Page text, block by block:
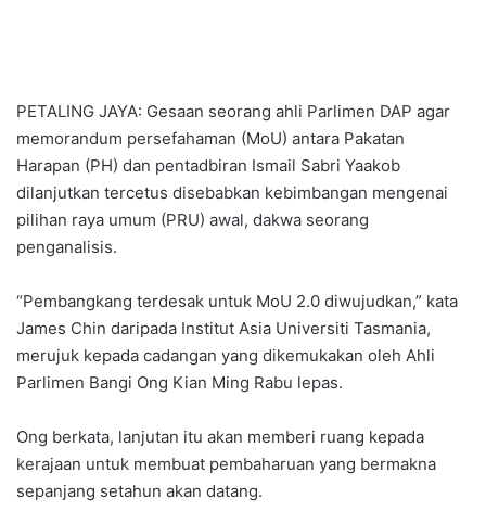
PETALING JAYA: Gesaan seorang ahli Parlimen DAP agar
memorandum persefahaman (MoU) antara Pakatan
Harapan (PH) dan pentadbiran Ismail Sabri Yaakob
dilanjutkan tercetus disebabkan kebimbangan mengenai
pilihan raya umum (PRU) awal, dakwa seorang
penganalisis.
“Pembangkang terdesak untuk MoU 2.0 diwujudkan,” kata
James Chin daripada Institut Asia Universiti Tasmania,
merujuk kepada cadangan yang dikemukakan oleh Ahli
Parlimen Bangi Ong Kian Ming Rabu lepas.
Ong berkata, lanjutan itu akan memberi ruang kepada
kerajaan untuk membuat pembaharuan yang bermakna
sepanjang setahun akan datang.